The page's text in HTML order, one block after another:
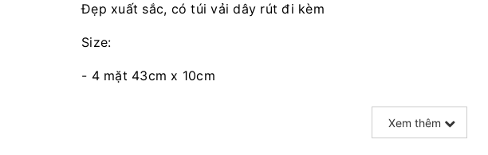
Đẹp xuất sắc, có túi vải dây rút đi kèm
Size:
- 4 mặt 43cm x 10cm
Xem thêm